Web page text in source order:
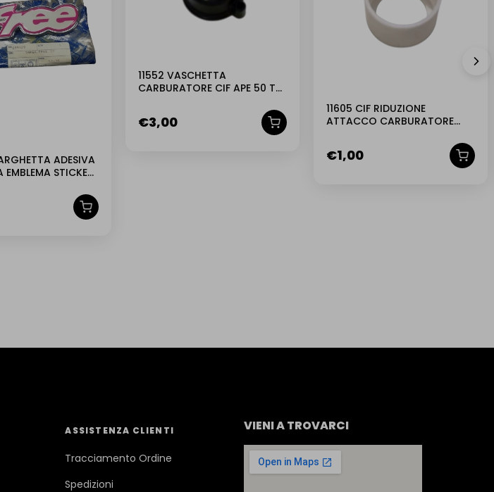
ADESIVA
EMBLEMA STICKER
11552 VASCHETTA
CARBURATORE CIF APE 50 TM
€3,00
11605 CIF RIDUZIONE
ATTACCO CARBURATORE
€1,00
ASSISTENZA CLIENTI
Tracciamento Ordine
Spedizioni
VIENI A TROVARCI